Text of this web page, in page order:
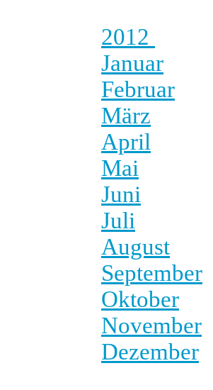
2012
Januar
Februar
März
April
Mai
Juni
Juli
August
September
Oktober
November
Dezember